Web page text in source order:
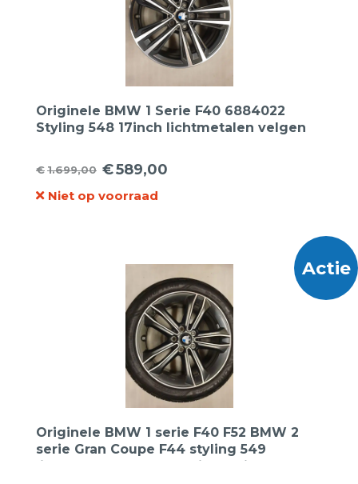
Originele BMW 1 Serie F40 6884022
Styling 548 17inch lichtmetalen velgen
€1.699,00
Oorspronkelijke
prijs
€589,00
Huidige
prijs
Niet op voorraad
Actie
Originele BMW 1 serie F40 F52 BMW 2
serie Gran Coupe F44 styling 549
lichtmetalen velgen 17 inch wielset +